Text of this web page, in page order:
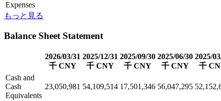
Expenses
もっと見る
Balance Sheet Statement
2026/03/31
千 CNY
2025/12/31
千 CNY
2025/09/30
千 CNY
2025/06/30
千 CNY
2025/
千
Cash and
Cash
Equivalents
23,050,981 54,109,514 17,501,346 56,047,295